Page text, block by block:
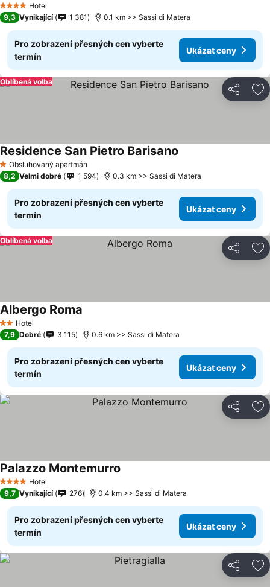
4 Počet hvězdiček
Hotel
9,3 Vynikající 1 381 0.1 km >> Sassi di Matera
Pro zobrazení přesných cen vyberte
termín
Ukázat ceny
Sdílet
Oblíbená volba
1 Počet hvězdiček
Obsluhovaný apartmán
Residence San Pietro Barisano
8,2 Velmi dobré 1 594 0.3 km >> Sassi di Matera
Pro zobrazení přesných cen vyberte
termín
Ukázat ceny
Sdílet
Oblíbená volba
2 Počet hvězdiček
Hotel
Albergo Roma
7,9 Dobré 3 115 0.6 km >> Sassi di Matera
Pro zobrazení přesných cen vyberte
termín
Ukázat ceny
Sdílet
4 Počet hvězdiček
Hotel
Palazzo Montemurro
9,7 Vynikající 276 0.4 km >> Sassi di Matera
Pro zobrazení přesných cen vyberte
termín
Ukázat ceny
Sdílet